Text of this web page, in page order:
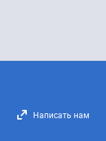
Написать нам